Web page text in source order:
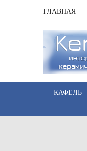
ГЛАВНАЯ
КАФЕЛЬ